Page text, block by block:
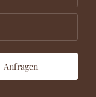
Anfragen